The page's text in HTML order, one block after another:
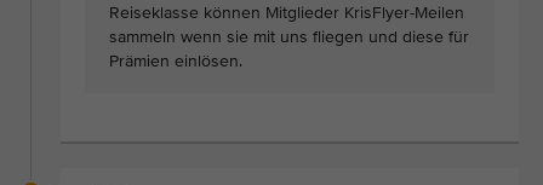
Reiseklasse können Mitglieder KrisFlyer-Meilen
sammeln wenn sie mit uns fliegen und diese für
Prämien einlösen.